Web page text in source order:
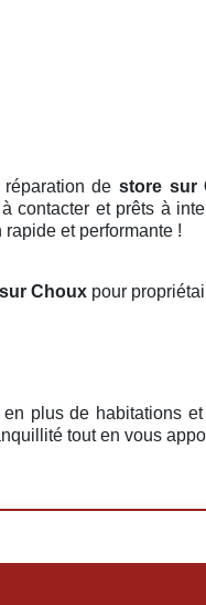
réparation destore sur
contacter et prêts à
et performante !
Choux pour
en plus de habitations
tout en vous